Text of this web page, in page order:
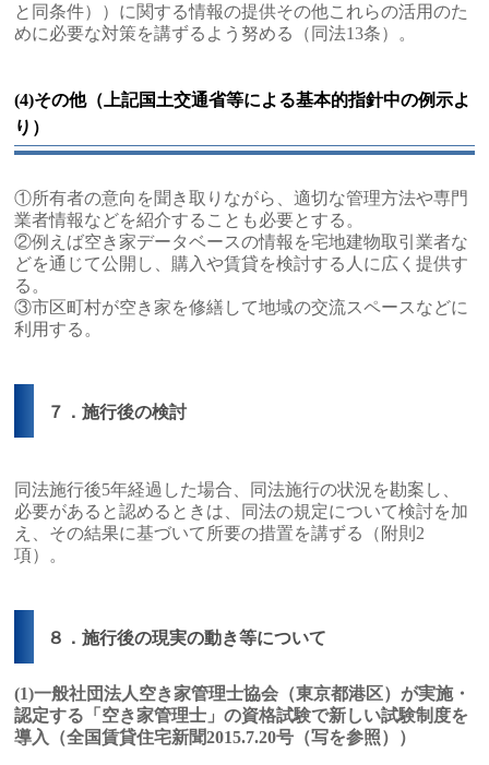
と同条件））に関する情報の提供その他これらの活用のた
めに必要な対策を講ずるよう努める（同法13条）。
(4)その他（上記国土交通省等による基本的指針中の例示よ
り）
①所有者の意向を聞き取りながら、適切な管理方法や専門
業者情報などを紹介することも必要とする。
②例えば空き家データベースの情報を宅地建物取引業者な
どを通じて公開し、購入や賃貸を検討する人に広く提供す
る。
③市区町村が空き家を修繕して地域の交流スペースなどに
利用する。
７．施行後の検討
同法施行後5年経過した場合、同法施行の状況を勘案し、
必要があると認めるときは、同法の規定について検討を加
え、その結果に基づいて所要の措置を講ずる（附則2
項）。
８．施行後の現実の動き等について
(1)一般社団法人空き家管理士協会（東京都港区）が実施・
認定する「空き家管理士」の資格試験で新しい試験制度を
導入（全国賃貸住宅新聞2015.7.20号（写を参照））